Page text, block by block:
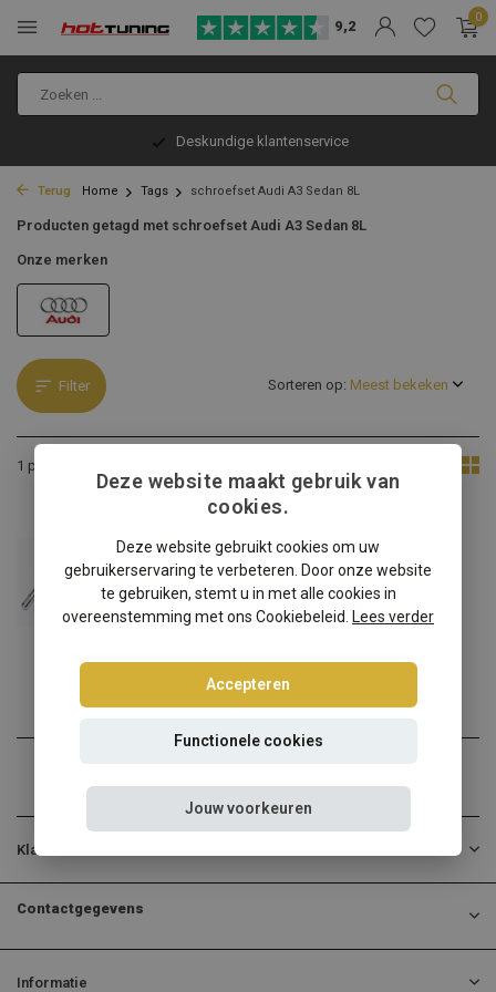
9,2
0
Deskundige klantenservice
Terug Home Tags schroefset Audi A3 Sedan 8L
Producten getagd met schroefset Audi A3 Sedan 8L
Onze merken
Filter
1 product
Sorteren op:
Audi A3 Sedan 8L schroefset
Audi A3 Sedan 8L verlagen...
€268,95
Klantenservice
Contactgegevens
Informatie
Deze website maakt gebruik van
cookies.
Deze website gebruikt cookies om uw
gebruikerservaring te verbeteren. Door onze website
te gebruiken, stemt u in met alle cookies in
overeenstemming met ons Cookiebeleid.
Lees verder
Accepteren
Functionele cookies
Jouw voorkeuren